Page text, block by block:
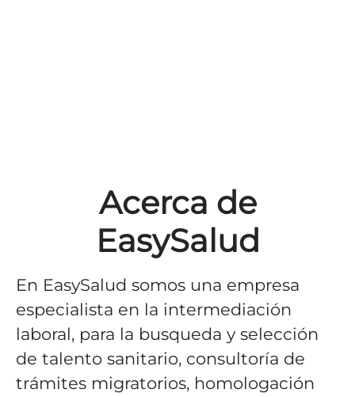
Acerca de
EasySalud
En EasySalud somos una empresa
especialista en la intermediación
laboral, para la busqueda y selección
de talento sanitario, consultoría de
trámites migratorios, homologación